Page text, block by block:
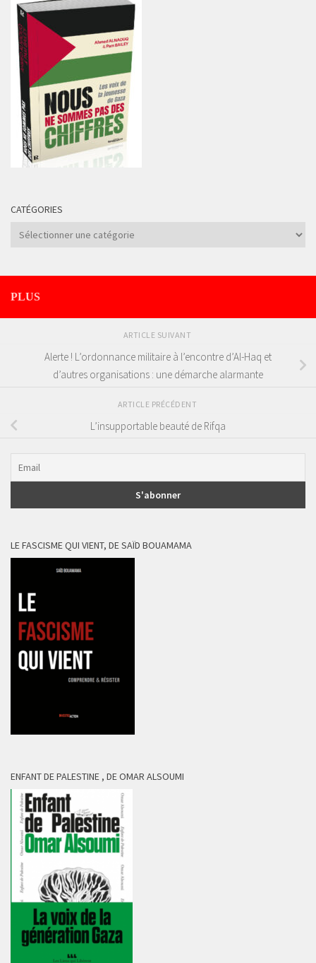
CATÉGORIES
Catégories
PLUS
ARTICLE SUIVANT
Alerte ! L’ordonnance militaire à l’encontre d’Al-Haq et
d’autres organisations : une démarche alarmante
ARTICLE PRÉCÉDENT
L’insupportable beauté de Rifqa
LE FASCISME QUI VIENT, DE SAÏD BOUAMAMA
ENFANT DE PALESTINE , DE OMAR ALSOUMI